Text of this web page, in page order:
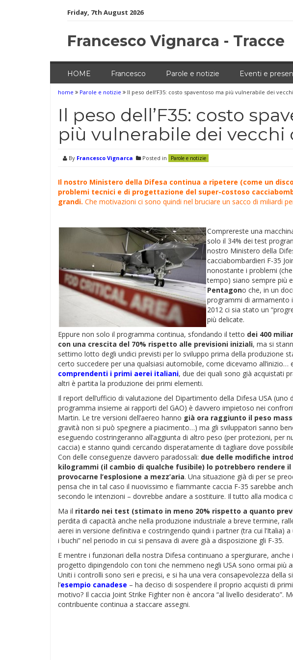
Friday, 7th August 2026
Francesco Vignarca - Tracce
HOME Francesco Parole e notizie Eventi e
home Parole e notizie Il peso dell’F35: costo spaventoso ma più vulnerabile dei
Il peso dell’F35: costo
più vulnerabile dei vecchi
By Francesco Vignarca Posted in Parole e notizie
Il nostro Ministero della Difesa continua a ripetere (come un
problemi tecnici e di progettazione del super-costoso
grandi. Che motivazioni ci sono quindi nel bruciare un sacco di miliardi
Comprereste una
solo il 34% dei test
nostro Ministero della
cacciabombardieri F-35
nonostante i problemi
tempo) siano sempre più
Pentagono che, in un
programmi di armamento
2012 ci sia stato un
più delicate.
Eppure non solo il programma continua, sfondando il tetto dei 400
con una crescita del 70% rispetto alle previsioni iniziali, ma si
settimo lotto degli undici previsti per lo sviluppo prima della produzione
certo succedere per una qualsiasi automobile, come dicevamo all’inizio…
comprendenti i primi aerei italiani, due dei quali sono già acquistati
altri è partita la produzione dei primi elementi.
Il report dell’ufficio di valutazione del Dipartimento della Difesa USA (uno
programma insieme ai rapporti del GAO) è davvero impietoso nei
Martin. Le tre versioni dell’aereo hanno già ora raggiunto il peso
gravità non si può spegnere a piacimento…) ma gli sviluppatori sanno
eseguendo costringeranno all’aggiunta di altro peso (per protezioni, per
caccia) e stanno quindi cercando disperatamente di tagliare dove
Con delle conseguenze davvero paradossali: due delle modifiche
kilogrammi (il cambio di qualche fusibile) lo potrebbero rendere
provocarne l’esplosione a mezz’aria. Una situazione già di per se
pensa che in tal caso il nuovissimo e fiammante caccia F-35 sarebbe
secondo le intenzioni – dovrebbe andare a sostituire. Il tutto alla modica
Ma il ritardo nei test (stimato in meno 20% rispetto a quanto
perdita di capacità anche nella produzione industriale a breve termine,
aerei in versione definitiva e costringendo quindi i partner (tra cui l’Italia)
i buchi” nel periodo in cui si pensava di avere già a disposizione gli F-35.
E mentre i funzionari della nostra Difesa continuano a spergiurare,
progetto dipingendolo con toni che nemmeno negli USA sono ormai più
Uniti i controlli sono seri e precisi, e si ha una vera consapevolezza della
l’esempio canadese – ha deciso di sospendere il proprio acquisti di
motivo? Il caccia Joint Strike Fighter non è ancora “al livello desiderato”.
contribuente continua a staccare assegni.